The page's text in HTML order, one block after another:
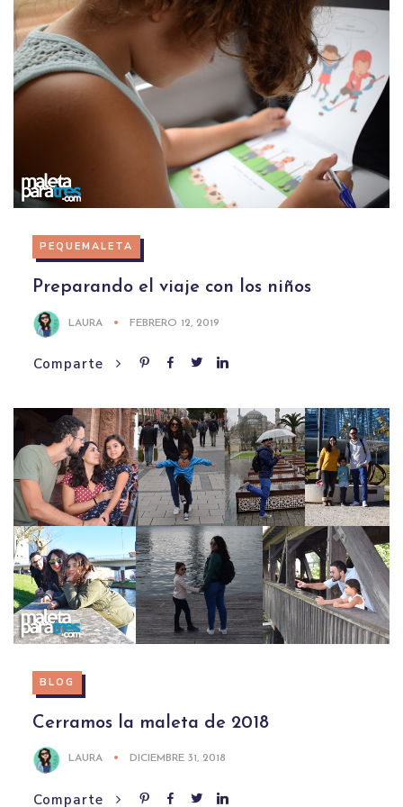
PEQUEMALETA
Preparando el viaje con los niños
LAURA FEBRERO 12, 2019
Comparte
BLOG
Cerramos la maleta de 2018
LAURA DICIEMBRE 31, 2018
Comparte